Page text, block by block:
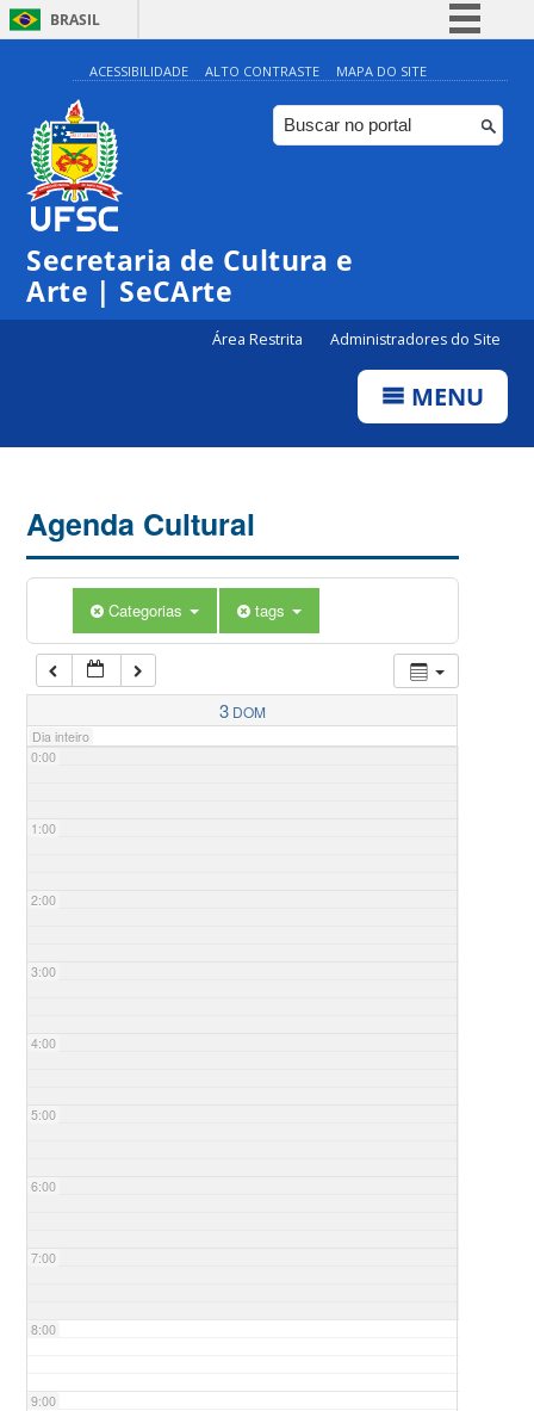
BRASIL
Simplifique!
Comunica BR
Participe
ACESSIBILIDADE ALTO CONTRASTE MAPA DO SITE
Secretaria de Cultura e
Arte | SeCArte
Área Restrita Administradores do Site
MENU
Agenda Cultural
Categorias tags
3 DOM
Dia inteiro
0:00
1:00
2:00
3:00
4:00
5:00
6:00
7:00
8:00
9:00